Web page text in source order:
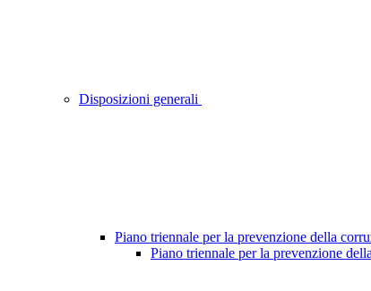
Disposizioni generali
Piano triennale per la prevenzione della
Piano triennale per la prevenzione